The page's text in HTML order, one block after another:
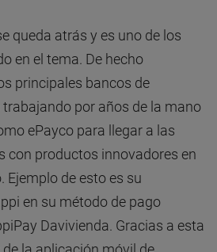
queda atrás y es uno de los
en el tema. De hecho
principales bancos de
por años de la mano
ePayco para llegar a las
con productos innovadores en
Ejemplo de esto es su
en su método de pago
Davivienda. Gracias a esta